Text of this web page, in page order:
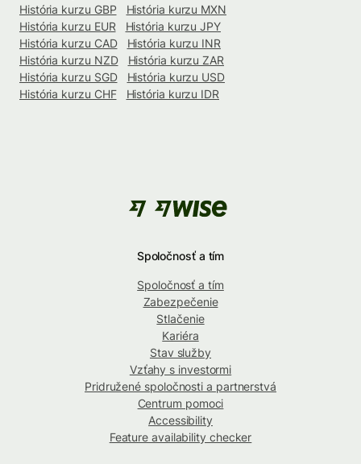
História kurzu GBP
História kurzu MXN
História kurzu EUR
História kurzu JPY
História kurzu CAD
História kurzu INR
História kurzu NZD
História kurzu ZAR
História kurzu SGD
História kurzu USD
História kurzu CHF
História kurzu IDR
Spoločnosť a tím
Spoločnosť a tím
Zabezpečenie
Stlačenie
Kariéra
Stav služby
Vzťahy s investormi
Pridružené spoločnosti a partnerstvá
Centrum pomoci
Accessibility
Feature availability checker